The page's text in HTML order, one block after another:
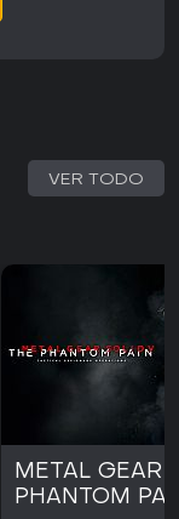
VER TODO
METAL GEAR
PHANTOM